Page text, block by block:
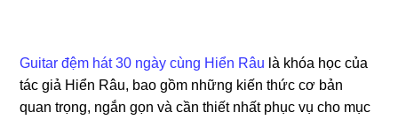
Guitar đệm hát 30 ngày cùng Hiển Râu là khóa học của
tác giả Hiển Râu, bao gồm những kiến thức cơ bản
quan trọng, ngắn gọn và cần thiết nhất phục vụ cho mục